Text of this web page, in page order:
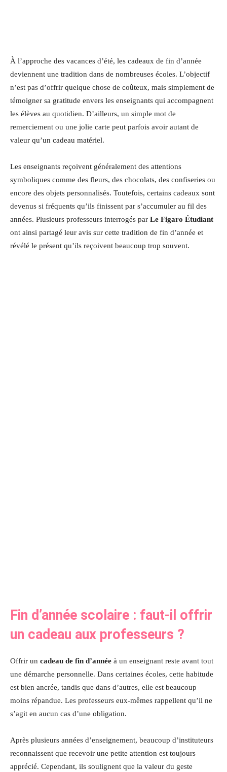
À l’approche des vacances d’été, les cadeaux de fin d’année
deviennent une tradition dans de nombreuses écoles. L’objectif
n’est pas d’offrir quelque chose de coûteux, mais simplement de
témoigner sa gratitude envers les enseignants qui accompagnent
les élèves au quotidien. D’ailleurs, un simple mot de
remerciement ou une jolie carte peut parfois avoir autant de
valeur qu’un cadeau matériel.
Les enseignants reçoivent généralement des attentions
symboliques comme des fleurs, des chocolats, des confiseries ou
encore des objets personnalisés. Toutefois, certains cadeaux sont
devenus si fréquents qu’ils finissent par s’accumuler au fil des
années. Plusieurs professeurs interrogés par Le Figaro Étudiant
ont ainsi partagé leur avis sur cette tradition de fin d’année et
révélé le présent qu’ils reçoivent beaucoup trop souvent.
Fin d’année scolaire : faut-il offrir
un cadeau aux professeurs ?
Offrir un cadeau de fin d’année à un enseignant reste avant tout
une démarche personnelle. Dans certaines écoles, cette habitude
est bien ancrée, tandis que dans d’autres, elle est beaucoup
moins répandue. Les professeurs eux-mêmes rappellent qu’il ne
s’agit en aucun cas d’une obligation.
Après plusieurs années d’enseignement, beaucoup d’instituteurs
reconnaissent que recevoir une petite attention est toujours
apprécié. Cependant, ils soulignent que la valeur du geste